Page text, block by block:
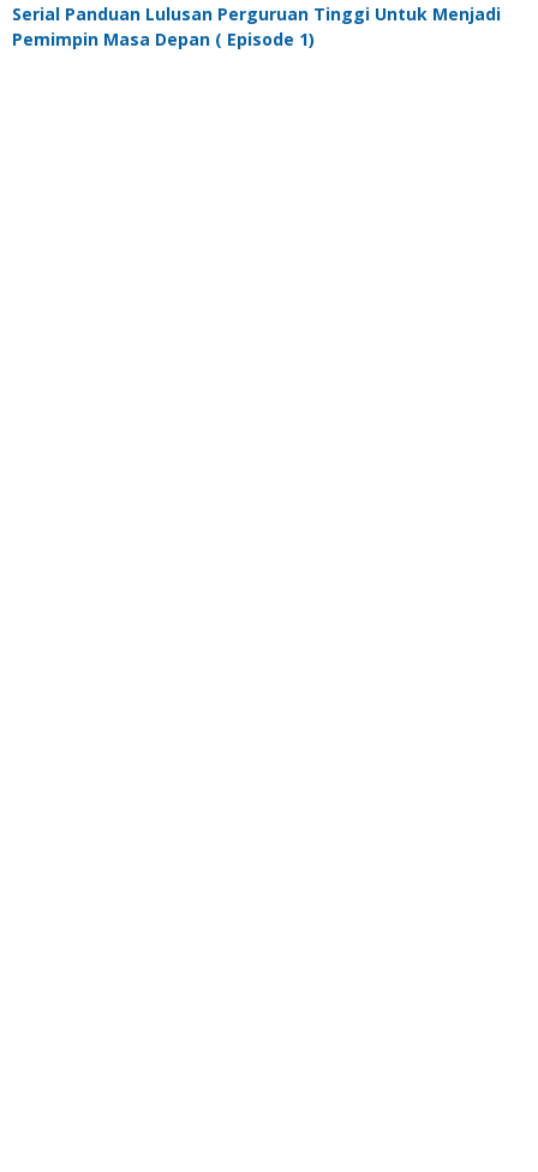
Serial Panduan Lulusan Perguruan Tinggi Untuk Menjadi
Pemimpin Masa Depan ( Episode 1)